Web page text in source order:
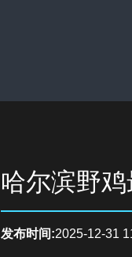
哈尔滨野
发布时间:2025-12-31